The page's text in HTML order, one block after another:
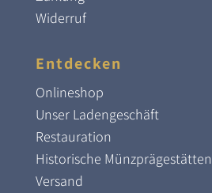
Widerruf
Entdecken
Onlineshop
Unser Ladengeschäft
Restauration
Historische Münzprägestätten
Versand